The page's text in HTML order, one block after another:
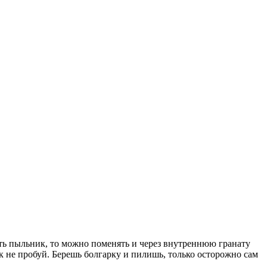
пыльник, то можно поменять и через внутреннюю гранату
пробуй. Берешь болгарку и пилишь, только осторожно сам